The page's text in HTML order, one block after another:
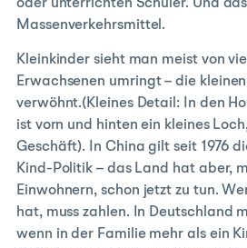
oder unterrichten Schüler. Und
Massenverkehrsmittel.
Kleinkinder sieht man meist von
Erwachsenen umringt – die
verwöhnt.(Kleines Detail: In den
ist vorn und hinten ein kleines
Geschäft). In China gilt seit 1976
Kind-Politik – das Land hat aber,
Einwohnern, schon jetzt zu tun.
hat, muss zahlen. In Deutschland
wenn in der Familie mehr als ein